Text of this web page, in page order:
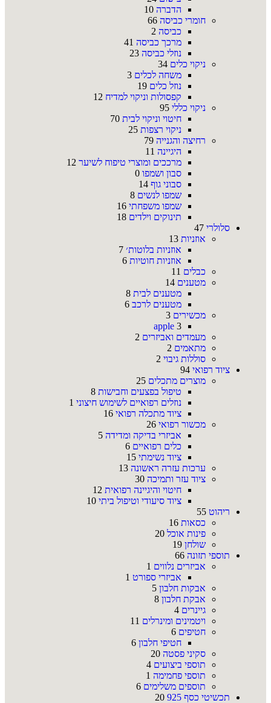
הדברה 10
חומרי כביסה 66
כביסה 2
מרכך כביסה 41
נוזלי כביסה 23
ניקוי כלים 34
משחה לכלים 3
נוזל כלים 19
קפסולות וניקוי למדיח 12
ניקוי כללי 95
חיטוי וניקוי לבית 70
ניקוי רצפות 25
רחיצה והגנייה 79
היגיינה 11
מרככים ומוצרי טיפוח לשיער 12
סבון ושמפו 0
סבוני גוף 14
שמפו לנשים 8
שמפו משפחתי 16
תינוקים וילדים 18
סלולרי 47
אוזניות 13
אוזניות בלוטות׳ 7
אוזניות חוטיות 6
כבלים 11
מטענים 14
מטענים לבית 8
מטענים לרכב 6
מכשירים 3
apple 3
מעמדים ואביזרים 2
מתאמים 2
סוללות גיבוי 2
ציוד רפואי 94
מוצרים מתכלים 25
טיפול בפצעים וחבישות 8
נוזלים רפואיים לשימוש חיצוני 1
ציוד מתכלה רפואי 16
מכשור רפואי 26
אביזרי בדיקה ומדידה 5
כלים רפואיים 6
ציוד נשימתי 15
ערכות עזרה ראשונה 13
ציוד עזר ותמיכה 30
חיטוי והיגיינה רפואית 12
ציוד סיעודי וטיפול ביתי 10
ריהוט 55
כסאות 16
פינות אוכל 20
שולחן 19
תוספי תזונה 66
אביזרים נלווים 1
אביזרי ספורט 1
אבקות חלבון 5
אבקת חלבון 8
גיינרים 4
ויטמינים ומינרלים 11
חטיפים 6
חטיפי חלבון 6
סקיני פסטה 20
תוספי ביצועים 4
תוספי פחמימה 1
תוספים משלימים 6
תכשיטי כסף 925
20